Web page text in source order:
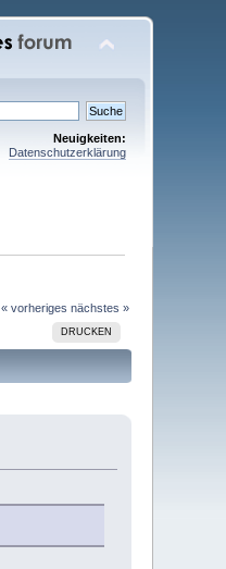
Neuigkeiten:
Datenschutzerklärung
« vorheriges nächstes »
DRUCKEN